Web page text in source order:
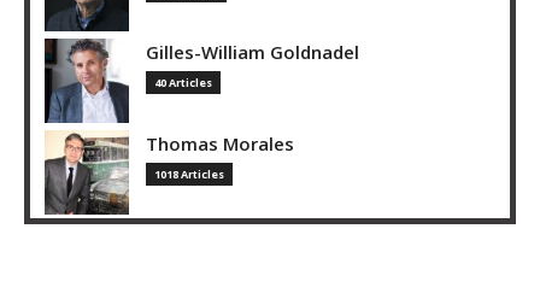
Gilles-William Goldnadel
40 Articles
Thomas Morales
1018 Articles